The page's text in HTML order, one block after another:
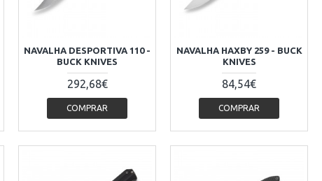
NAVALHA DESPORTIVA 110 -
BUCK KNIVES
292,68€
COMPRAR
NAVALHA HAXBY 259 - BUCK
KNIVES
84,54€
COMPRAR